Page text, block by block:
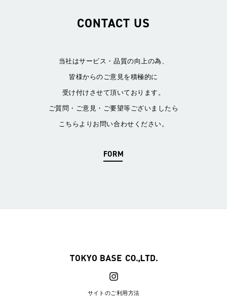
CONTACT US
当社はサービス・品質の向上の為、
皆様からのご意見を積極的に
受け付けさせて頂いております。
ご質問・ご意見・ご要望等ございましたら
こちらよりお問い合わせください。
FORM
サイトのご利用方法